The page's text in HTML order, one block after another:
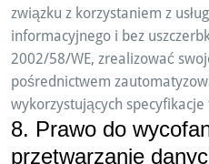
związku z korzystaniem z
informacyjnego i bez
2002/58/WE, zrealizować
pośrednictwem
wykorzystujących specyfikacje
8. Prawo do
przetwarzanie